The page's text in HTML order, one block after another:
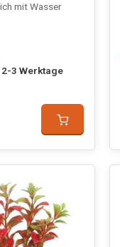
mit Wasser
3 Werktage